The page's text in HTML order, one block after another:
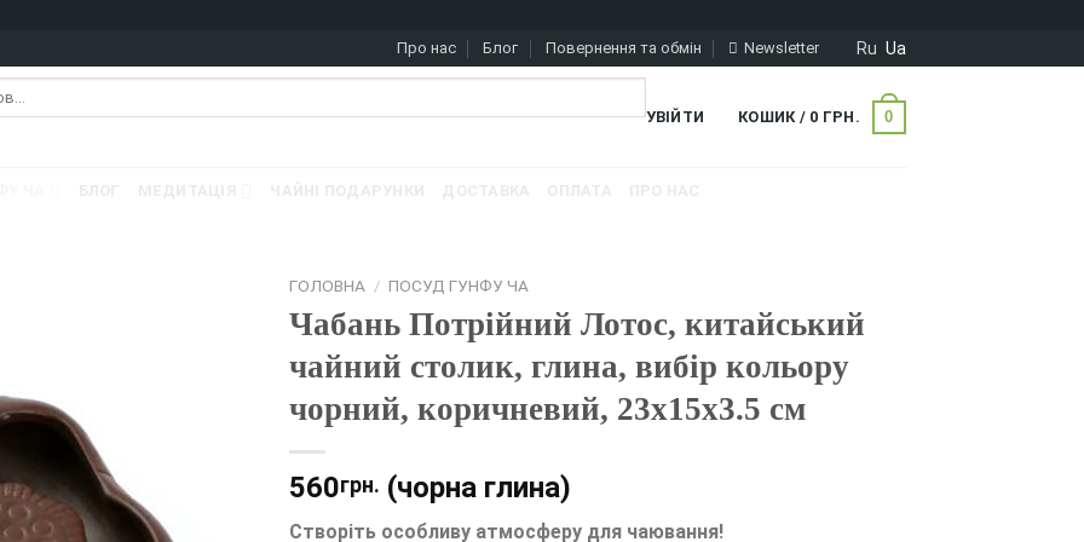
Про нас Блог Повернення та обмін Newsletter Ru Ua
УВІЙТИ КОШИК / 0 ГРН. 0
ГОЛОВНА / ПОСУД ГУНФУ ЧА
Чабань Потрійний Лотос, китайський
чайний столик, глина, вибір кольору
чорний, коричневий, 23х15х3.5 см
560грн. (чорна глина)
Створіть особливу атмосферу для чаювання!